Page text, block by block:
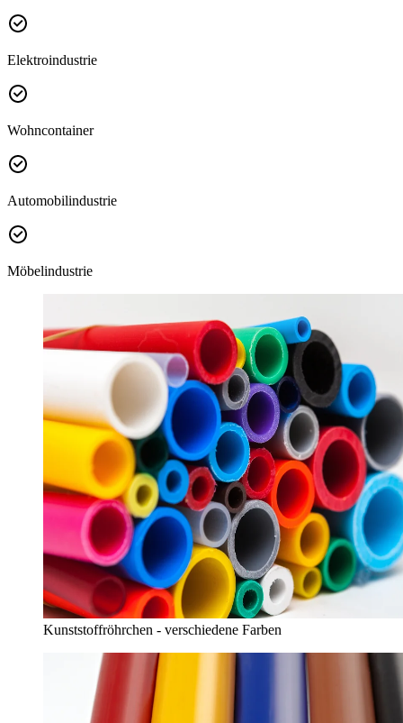
Elektroindustrie
Wohncontainer
Automobilindustrie
Möbelindustrie
Kunststoffröhrchen - verschiedene Farben